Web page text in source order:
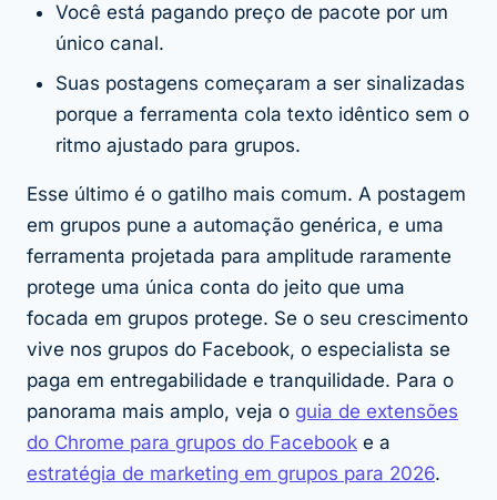
Você está pagando preço de pacote por um
único canal.
Suas postagens começaram a ser sinalizadas
porque a ferramenta cola texto idêntico sem o
ritmo ajustado para grupos.
Esse último é o gatilho mais comum. A postagem
em grupos pune a automação genérica, e uma
ferramenta projetada para amplitude raramente
protege uma única conta do jeito que uma
focada em grupos protege. Se o seu crescimento
vive nos grupos do Facebook, o especialista se
paga em entregabilidade e tranquilidade. Para o
panorama mais amplo, veja o guia de extensões
do Chrome para grupos do Facebook e a
estratégia de marketing em grupos para 2026.